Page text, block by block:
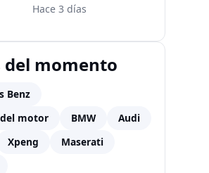
Hace 3 días
del momento
Benz
motor
BMW
Audi
Xpeng
Maserati